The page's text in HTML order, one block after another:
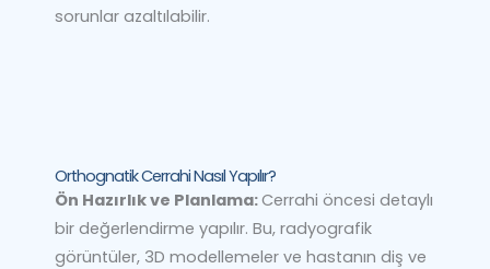
sorunlar azaltılabilir.
Orthognatik Cerrahi Nasıl Yapılır?
Ön Hazırlık ve Planlama:Cerrahi öncesi detaylı
bir değerlendirme yapılır. Bu, radyografik
görüntüler, 3D modellemeler ve hastanın diş ve